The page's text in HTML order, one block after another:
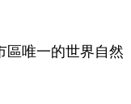
唯一的世界自然